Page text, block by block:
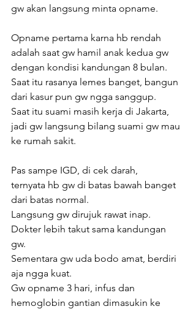
gw akan langsung minta opname.
Opname pertama karna hb rendah
adalah saat gw hamil anak kedua gw
dengan kondisi kandungan 8 bulan.
Saat itu rasanya lemes banget, bangun
dari kasur pun gw ngga sanggup.
Saat itu suami masih kerja di Jakarta,
jadi gw langsung bilang suami gw mau
ke rumah sakit.
Pas sampe IGD, di cek darah,
ternyata hb gw di batas bawah banget
dari batas normal.
Langsung gw dirujuk rawat inap.
Dokter lebih takut sama kandungan
gw.
Sementara gw uda bodo amat, berdiri
aja ngga kuat.
Gw opname 3 hari, infus dan
hemoglobin gantian dimasukin ke